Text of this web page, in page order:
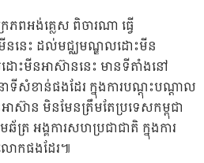
ពអង់គ្លេស ពិចារណា ធ្វើ
េះ ដល់មជ្ឈមណ្ឌលដោះមីន
ះមីនអាស៊ាននេះ មានទីតាំងនៅ
ទីសំខាន់ផងដែរ ក្នុងការបណ្តុះបណ្តាល
ស៊ាន មិនមែនត្រឹមតែប្រទេសកម្ពុជា
ឆ័ត្រ អង្គការសហប្រជាជាតិ ក្នុងការ
ោកផងដែរ៕